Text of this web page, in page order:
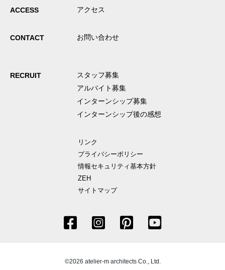
ACCESS アクセス
CONTACT お問い合わせ
RECRUIT
スタッフ募集
アルバイト募集
インターンシップ募集
インターンシップ後の感想
リンク
プライバシーポリシー
情報セキュリティ基本方針
ZEH
サイトマップ
©2026 atelier-m architects Co., Ltd.